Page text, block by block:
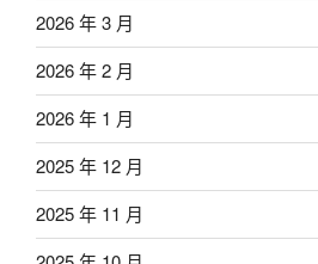
2026 年 3 月
2026 年 2 月
2026 年 1 月
2025 年 12 月
2025 年 11 月